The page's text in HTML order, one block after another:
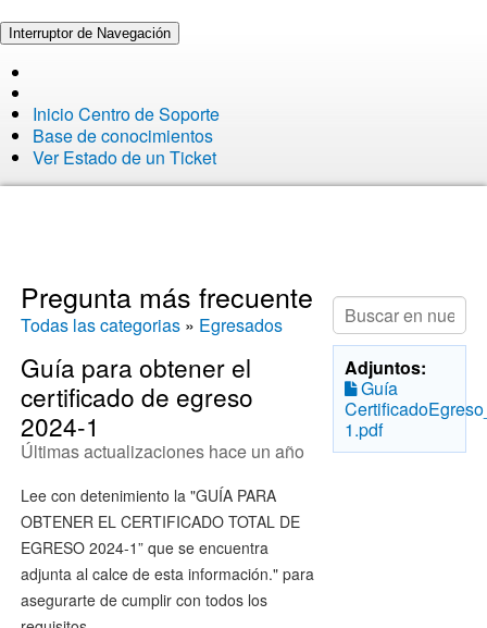
Interruptor de Navegación
Inicio Centro de Soporte
Base de conocimientos
Ver Estado de un Ticket
Pregunta más frecuente
Todas las categorias » Egresados
Guía para obtener el
certificado de egreso
2024-1
Últimas actualizaciones hace un año
Lee con detenimiento la "GUÍA PARA
OBTENER EL CERTIFICADO TOTAL DE
EGRESO 2024-1” que se encuentra
adjunta al calce de esta información." para
asegurarte de cumplir con todos los
Adjuntos:
Guía
1.pdf